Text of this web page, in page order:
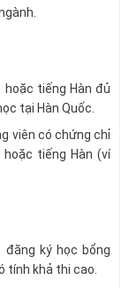
hoặc tiếng Hàn đủ
tại Hàn Quốc.
viên có chứng chỉ
hoặc tiếng Hàn (ví
ký học bổng
tính khả thi cao.